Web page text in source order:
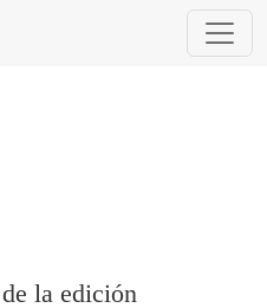
la edición